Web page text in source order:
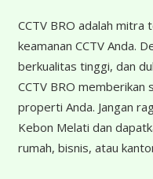
CCTV BRO adalah
keamanan CCTV Anda.
berkualitas tinggi, dan
CCTV BRO memberikan
properti Anda. Jangan
Kebon Melati dan
rumah, bisnis, atau